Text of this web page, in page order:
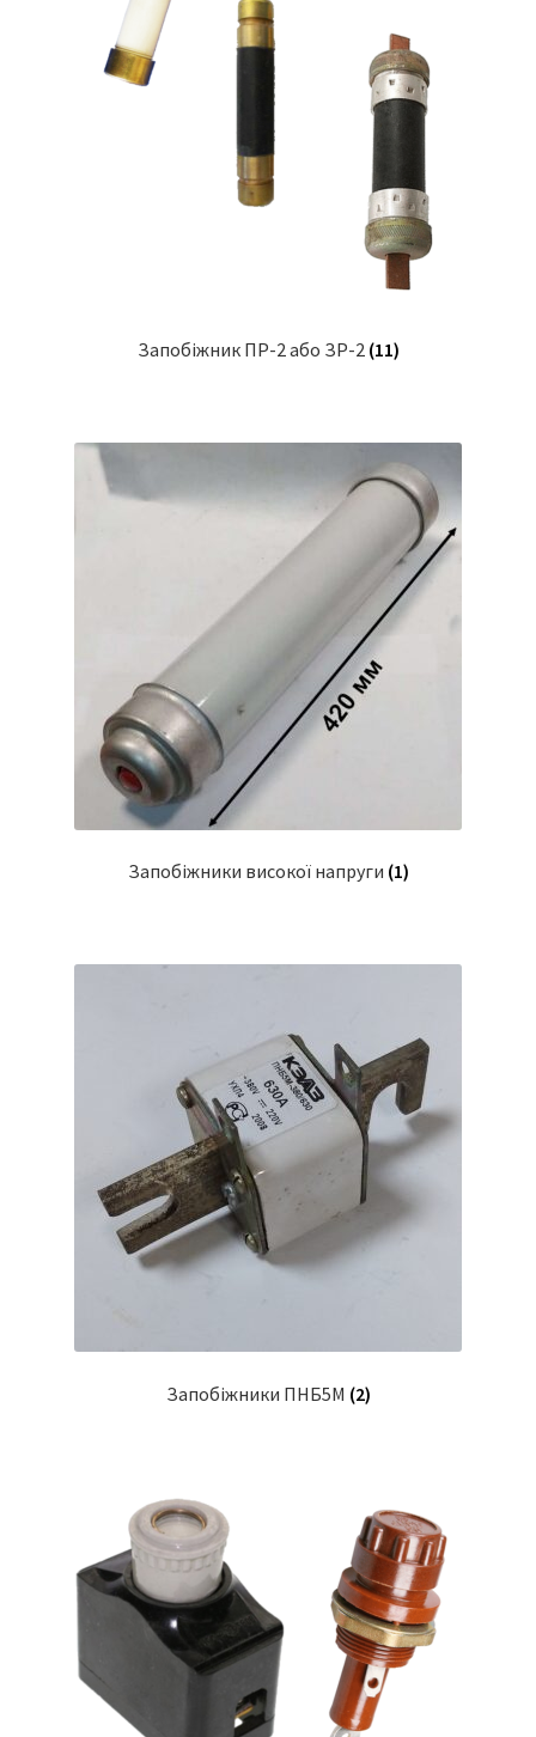
Запобіжник ПР-2 або ЗР-2 (11)
Запобіжники високої напруги (1)
Запобіжники ПНБ5М (2)